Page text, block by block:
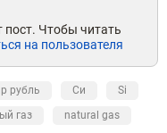
пост. Чтобы читать
на пользователя
рубль Си
Si
газ
natural gas